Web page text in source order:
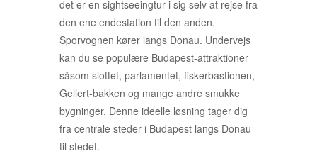
det er en sightseeingtur i sig selv at rejse fra
den ene endestation til den anden.
Sporvognen kører langs Donau. Undervejs
kan du se populære Budapest-attraktioner
såsom slottet, parlamentet, fiskerbastionen,
Gellert-bakken og mange andre smukke
bygninger. Denne ideelle løsning tager dig
fra centrale steder i Budapest langs Donau
til stedet.